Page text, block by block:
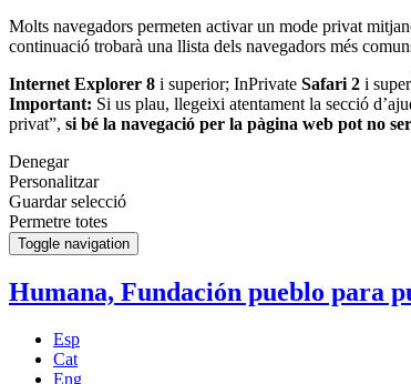
Molts navegadors permeten activar un mode privat
continuació trobarà una llista dels navegadors més
Internet Explorer 8 i superior; InPrivate Safari 2 i
Important: Si us plau, llegeixi atentament la secció
privat”, si bé la navegació per la pàgina web pot no
Denegar
Personalitzar
Guardar selecció
Permetre totes
Toggle navigation
Humana, Fundación pueblo para
Esp
Cat
Eng